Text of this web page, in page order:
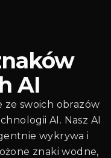
AI
ze swoich obrazów
AI. Nasz AI
wykrywa i
znaki wodne,